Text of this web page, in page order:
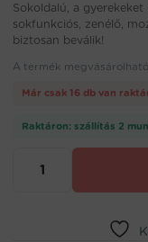
Sokoldalú, a
sokfunkciós, zenélő,
biztosan beválik!
A termék
Már csak 16 db van
Raktáron: szállítás 2
mozgó,